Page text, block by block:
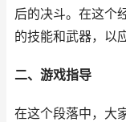
后的决斗。在这个
的技能和武器，以
二、游戏指导
在这个段落中，大